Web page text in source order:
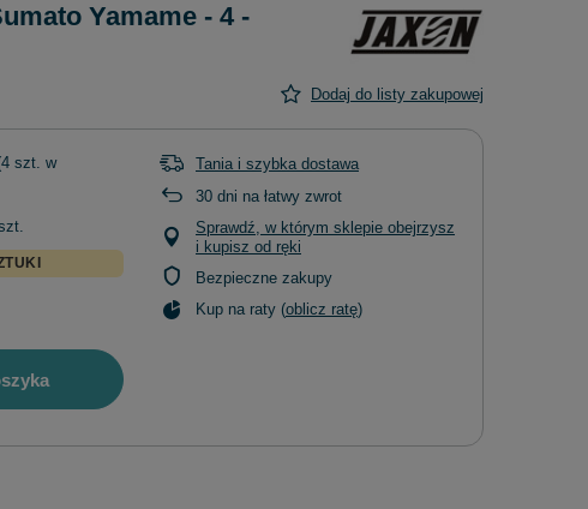
Yamame - 4 -
Dodaj do listy zakupowej
szt. w
Tania i szybka dostawa
30 dni na łatwy zwrot
Sprawdź, w którym sklepie obejrzysz
i kupisz od ręki
Bezpieczne zakupy
Kup na raty (oblicz ratę)